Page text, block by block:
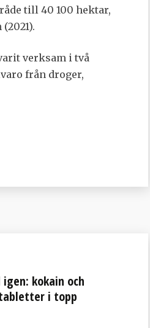
till 40 100 hektar,
verksam i två
från droger,
kokain och
i topp